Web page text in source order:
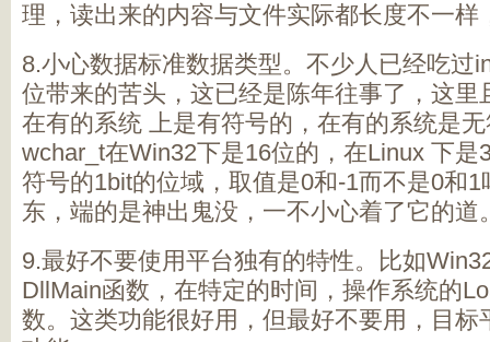
理，读出来的内容与文件实际都长度不一样
8.小心数据标准数据类型。不少人已经吃过
位带来的苦头，这已经是陈年往事了，这里
在有的系统 上是有符号的，在有的系统是
wchar_t在Win32下是16位的，在Linux 下
符号的1bit的位域，取值是0和-1而不是0和
东，端的是神出鬼没，一不小心着了它的道
9.最好不要使用平台独有的特性。比如
DllMain函数，在特定的时间，操作系统的
数。这类功能很好用，但最好不要用，目标